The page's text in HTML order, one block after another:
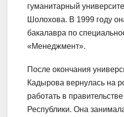
гуманитарный
Шолохова. В 1999 году
бакалавра по
«Менеджмент».
После окончания
Кадырова вернулась на
работать в
Республики. Она